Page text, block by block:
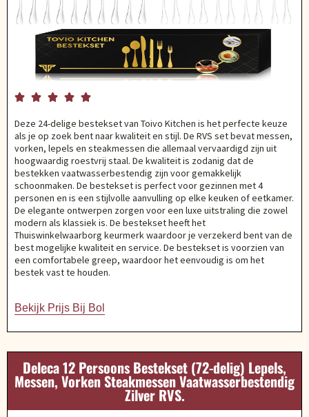
    
Deze 24-delige bestekset van Toivo Kitchen is het perfecte keuze
als je op zoek bent naar kwaliteit en stijl. De RVS set bevat messen,
vorken, lepels en steakmessen die allemaal vervaardigd zijn uit
hoogwaardig roestvrij staal. De kwaliteit is zodanig dat de
bestekken vaatwasserbestendig zijn voor gemakkelijk
schoonmaken. De bestekset is perfect voor gezinnen met 4
personen en is een stijlvolle aanvulling op elke keuken of eetkamer.
De elegante ontwerpen zorgen voor een luxe uitstraling die zowel
modern als klassiek is. De bestekset heeft het
Thuiswinkelwaarborg keurmerk waardoor je verzekerd bent van de
best mogelijke kwaliteit en service. De bestekset is voorzien van
een comfortabele greep, waardoor het eenvoudig is om het
bestek vast te houden.
Bekijk Prijs Bij Bol
Deleca 12 Persoons Bestekset (72-delig) Lepels,
Messen, Vorken Steakmessen Vaatwasserbestendig
Zilver RVS.